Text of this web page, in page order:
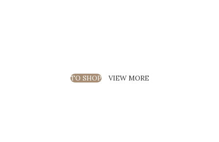
TO SHOP VIEW MORE